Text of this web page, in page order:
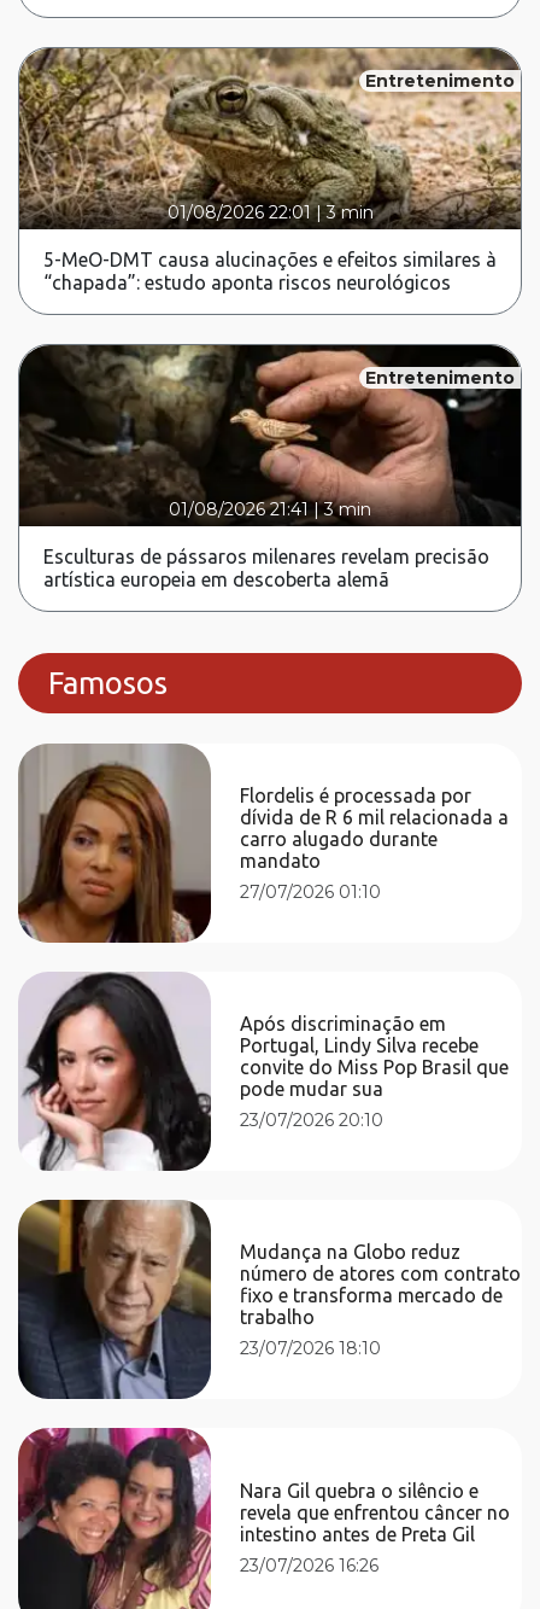
Entretenimento
01/08/2026 22:01|3 min
5-MeO-DMT causa alucinações e efeitos similares à
“chapada”: estudo aponta riscos neurológicos
Entretenimento
01/08/2026 21:41 |3 min
Esculturas de pássaros milenares revelam precisão
artística europeia em descoberta alemã
Famosos
Flordelis é processada por
dívida de R 6 mil relacionada a
carro alugado durante
mandato
27/07/2026 01:10
Após discriminação em
Portugal, Lindy Silva recebe
convite do Miss Pop Brasil que
pode mudar sua
23/07/2026 20:10
Mudança na Globo reduz
número de atores com contrato
fixo e transforma mercado de
trabalho
23/07/2026 18:10
Nara Gil quebra o silêncio e
revela que enfrentou câncer no
intestino antes de Preta Gil
23/07/2026 16:26